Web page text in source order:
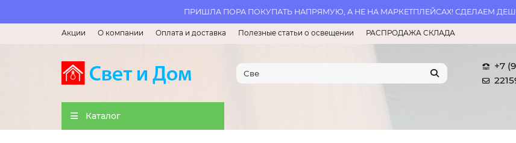
ПРИШЛА ПОРА ПОКУПАТЬ НАПРЯМУЮ, А НЕ НА МАРКЕТПЛЕЙСАХ! СДЕЛАЕМ
Акции О компании Оплата и доставка Полезные статьи о освещении РАСПРОДАЖА СКЛАДА
+7
Каталог